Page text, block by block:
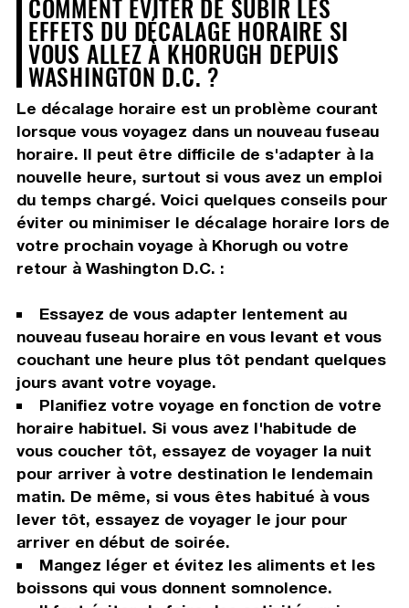
COMMENT ÉVITER DE SUBIR LES
EFFETS DU DÉCALAGE HORAIRE SI
VOUS ALLEZ À KHORUGH DEPUIS
WASHINGTON D.C. ?
Le décalage horaire est un problème courant
lorsque vous voyagez dans un nouveau fuseau
horaire. Il peut être difficile de s'adapter à la
nouvelle heure, surtout si vous avez un emploi
du temps chargé. Voici quelques conseils pour
éviter ou minimiser le décalage horaire lors de
votre prochain voyage à Khorugh ou votre
retour à Washington D.C. :
Essayez de vous adapter lentement au
nouveau fuseau horaire en vous levant et vous
couchant une heure plus tôt pendant quelques
jours avant votre voyage.
Planifiez votre voyage en fonction de votre
horaire habituel. Si vous avez l'habitude de
vous coucher tôt, essayez de voyager la nuit
pour arriver à votre destination le lendemain
matin. De même, si vous êtes habitué à vous
lever tôt, essayez de voyager le jour pour
arriver en début de soirée.
Mangez léger et évitez les aliments et les
boissons qui vous donnent somnolence.